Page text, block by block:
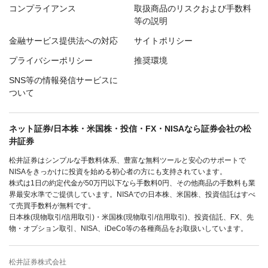
コンプライアンス
取扱商品のリスクおよび手数料
等の説明
金融サービス提供法への対応 サイトポリシー
プライバシーポリシー 推奨環境
SNS等の情報発信サービスに
ついて
ネット証券/日本株・米国株・投信・FX・NISAなら証券会社の松
井証券
松井証券はシンプルな手数料体系、豊富な無料ツールと安心のサポートで
NISAをきっかけに投資を始める初心者の方にも支持されています。
株式は1日の約定代金が50万円以下なら手数料0円、その他商品の手数料も業
界最安水準でご提供しています。NISAでの日本株、米国株、投資信託はすべ
て売買手数料が無料です。
日本株(現物取引/信用取引)・米国株(現物取引/信用取引)、投資信託、FX、先
物・オプション取引、NISA、iDeCo等の各種商品をお取扱いしています。
松井証券株式会社